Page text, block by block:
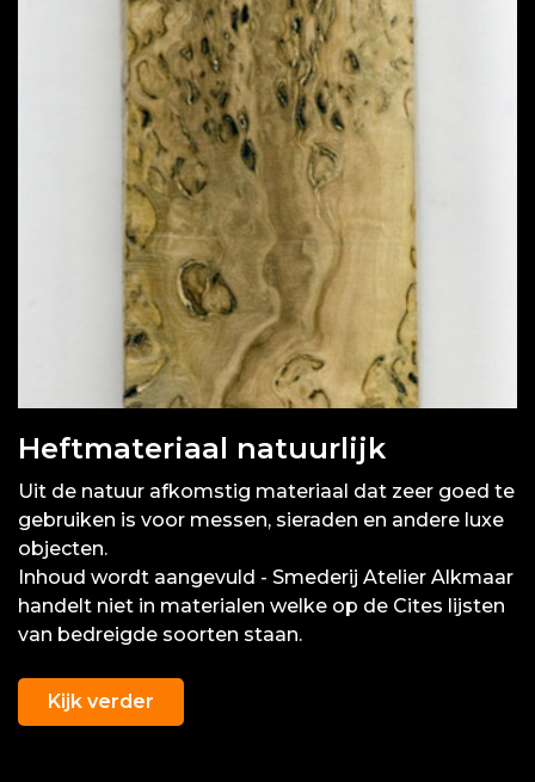
Heftmateriaal natuurlijk
Uit de natuur afkomstig materiaal dat zeer goed te
gebruiken is voor messen, sieraden en andere luxe
objecten.
Inhoud wordt aangevuld - Smederij Atelier Alkmaar
handelt niet in materialen welke op de Cites lijsten
van bedreigde soorten staan.
Kijk verder